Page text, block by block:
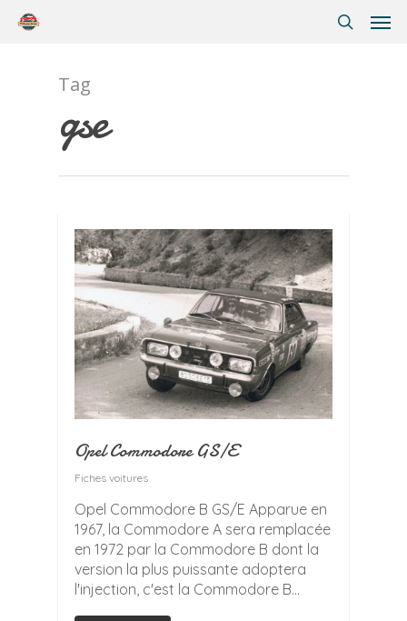
Tag
gse
Opel Commodore GS/E
Fiches voitures
Opel Commodore B GS/E Apparue en
1967, la Commodore A sera remplacée
en 1972 par la Commodore B dont la
version la plus puissante adoptera
l'injection, c'est la Commodore B...